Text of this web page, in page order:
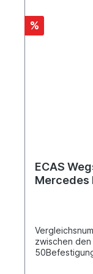
%
ECAS
Mercedes
zwischen